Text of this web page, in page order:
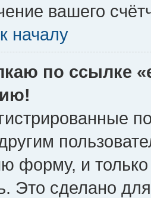
вашего
началу
по ссылке
форму, и
Это сделано